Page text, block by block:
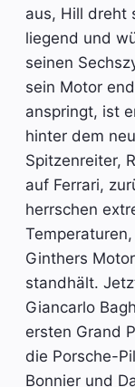
aus, Hill dreht
liegend und
seinen
sein Motor
anspringt, ist
hinter dem
Spitzenreiter,
auf Ferrari,
herrschen
Ginthers
standhält.
Giancarlo
ersten Grand
die Porsche-
Bonnier und